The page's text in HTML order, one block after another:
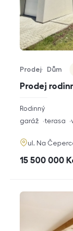
Prodej
Typ nabídky
Prodej
Typ nemovitosti
Dům
Virtuální
rozměry
dispozice
Rodinný
funkce
garáž terasa
adresa
ul. Na
cena
15 500 000